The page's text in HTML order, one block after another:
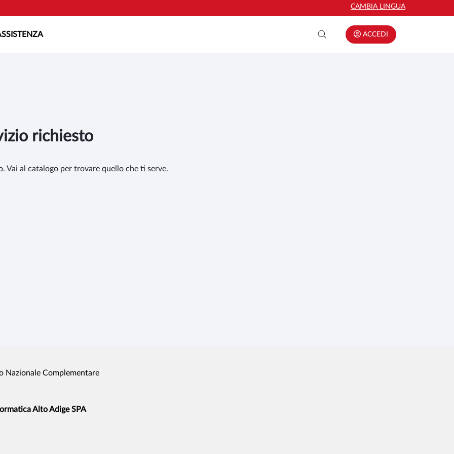
CAMBIA LINGUA
ACCEDI
richiesto
Vai al catalogo per trovare quello che ti serve.
Nazionale Complementare
Alto Adige SPA